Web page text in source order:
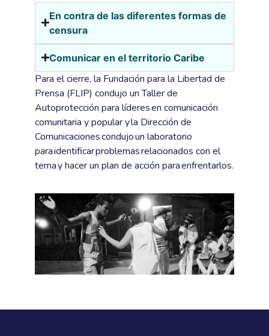
En contra de las diferentes formas de
censura
Comunicar en el territorio Caribe
Para el cierre, la Fundación para la Libertad de
Prensa (FLIP) condujo un Taller de
Autoprotección para líderes en comunicación
comunitaria y popular y la Dirección de
Comunicaciones condujo un laboratorio
para identificar problemas relacionados con el
tema y hacer un plan de acción para enfrentarlos.